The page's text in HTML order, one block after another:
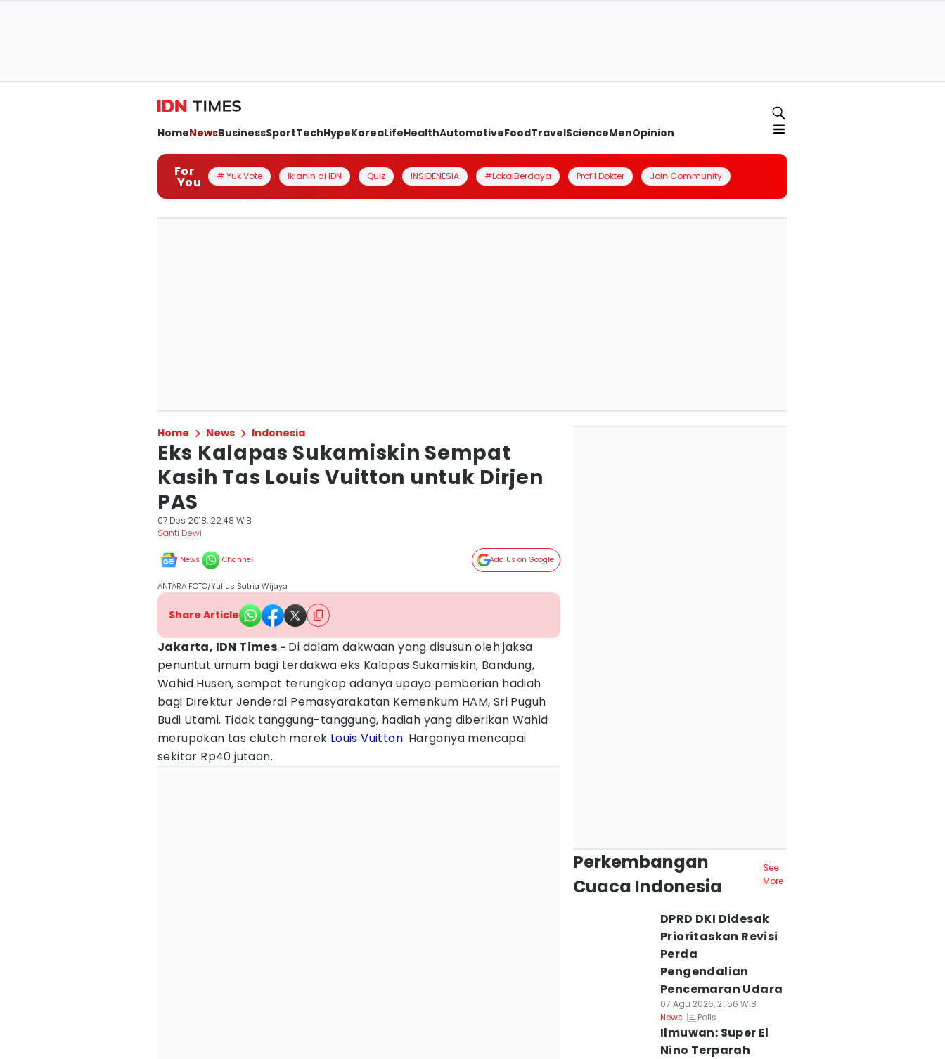
HomeNewsBusinessSportTechHypeKoreaLifeHealthAutomotiveFoodTravelScienceMenOpinion
For
You # Yuk Vote Iklanin di IDN Quiz INSIDENESIA #LokalBerdaya Profil Dokter Join Community
Home News Indonesia
Eks Kalapas Sukamiskin Sempat
Kasih Tas Louis Vuitton untuk Dirjen
PAS
07 Des 2018, 22:48 WIB
Santi Dewi
News Channel Add Us on Google
ANTARA FOTO/Yulius Satria Wijaya
Share Article
Jakarta, IDN Times - Di dalam dakwaan yang disusun oleh jaksa
penuntut umum bagi terdakwa eks Kalapas Sukamiskin, Bandung,
Wahid Husen, sempat terungkap adanya upaya pemberian hadiah
bagi Direktur Jenderal Pemasyarakatan Kemenkum HAM, Sri Puguh
Budi Utami. Tidak tanggung-tanggung, hadiah yang diberikan Wahid
merupakan tas clutch merek Louis Vuitton. Harganya mencapai
sekitar Rp40 jutaan.
Perkembangan
Cuaca Indonesia
See
More
DPRD DKI Didesak
Prioritaskan Revisi
Perda
Pengendalian
Pencemaran Udara
07 Agu 2026, 21:56 WIB
News
Polls
Ilmuwan: Super El
Nino Terparah